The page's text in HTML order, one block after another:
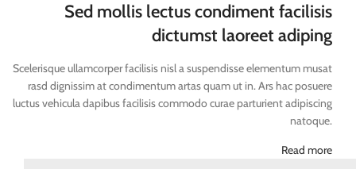
Sed mollis lectus condiment facilisis
dictumst laoreet adiping
Scelerisque ullamcorper facilisis nisl a suspendisse elementum musat
rasd dignissim at condimentum artas quam ut in. Ars hac posuere
luctus vehicula dapibus facilisis commodo curae parturient adipiscing
natoque.
Read more